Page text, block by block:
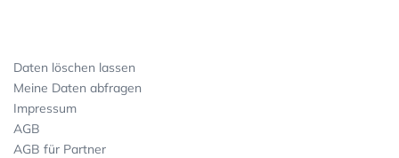
Daten löschen lassen
Meine Daten abfragen
Impressum
AGB
AGB für Partner